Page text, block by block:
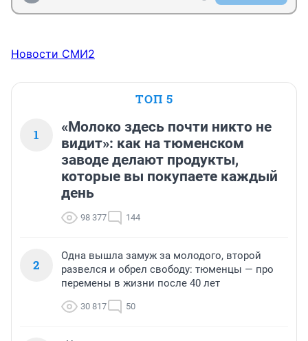
Новости СМИ2
ТОП 5
1
«Молоко здесь почти никто не
видит»: как на тюменском
заводе делают продукты,
которые вы покупаете каждый
день
98 377 144
2
Одна вышла замуж за молодого, второй
развелся и обрел свободу: тюменцы — про
перемены в жизни после 40 лет
30 817 50